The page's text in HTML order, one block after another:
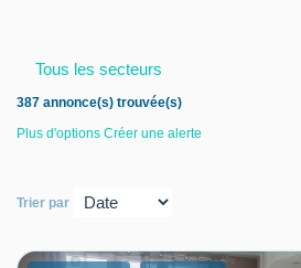
Nos services
Nos agences
Tous les secteurs
387 annonce(s) trouvée(s)
Plus d'options Créer une alerte
Trier par